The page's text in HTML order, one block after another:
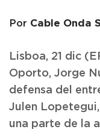
Por Cable Onda
Lisboa, 21 dic
Oporto, Jorge
defensa del
Julen
una parte de la